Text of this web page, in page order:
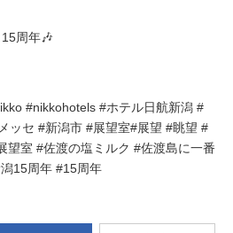
周年🎶
#nikkohotels #ホテル日航新潟 #
ッセ #新潟市 #展望室#展望 #眺望 #
望室 #佐渡の塩ミルク #佐渡島に一番
15周年 #15周年